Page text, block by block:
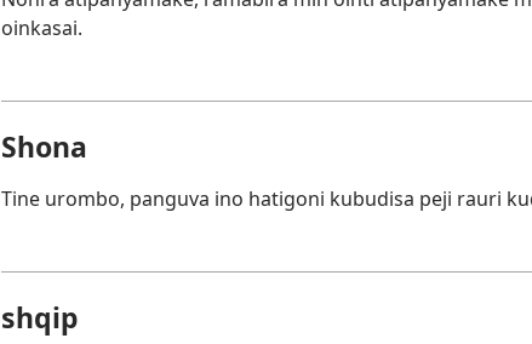
oinkasai.
Shona
Tine urombo, panguva ino hatigoni kubudisa peji rauri
shqip